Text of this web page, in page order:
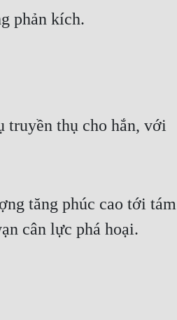
phản kích.
truyền thụ cho hắn, với
tăng phúc cao tới tám
cân lực phá hoại.